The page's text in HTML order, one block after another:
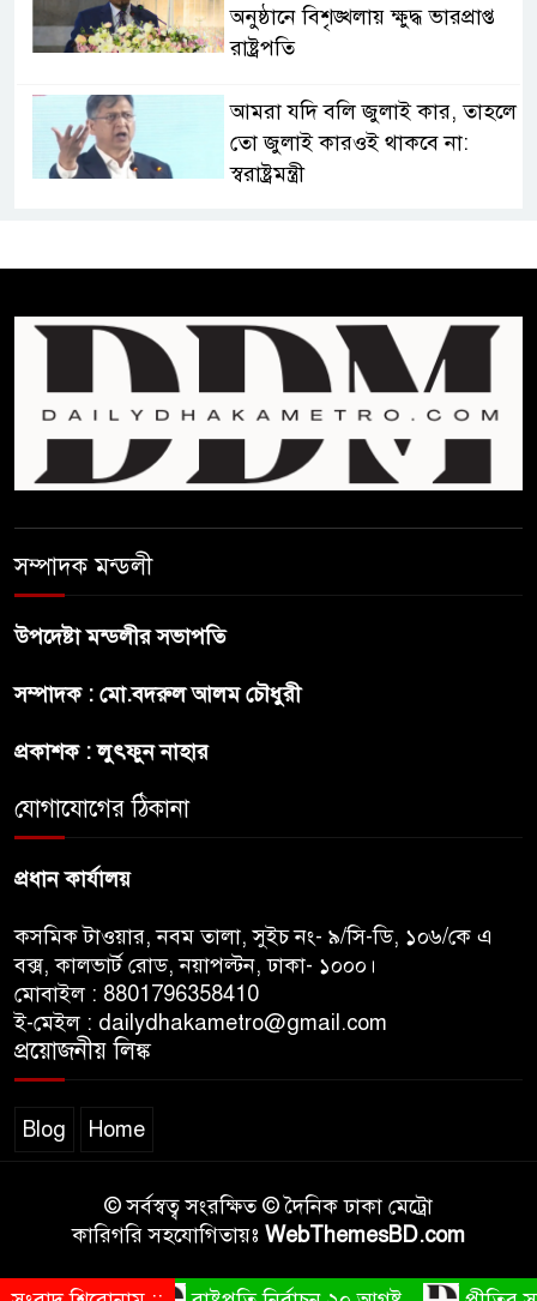
অনুষ্ঠানে বিশৃঙ্খলায় ক্ষুদ্ধ ভারপ্রাপ্ত
রাষ্ট্রপতি
আমরা যদি বলি জুলাই কার, তাহলে
তো জুলাই কারওই থাকবে না:
স্বরাষ্ট্রমন্ত্রী
শেখ হাসিনার বক্তব্য প্রচার করলেই
ব্যবস্থা নিবে সরকার : প্রধানমন্ত্রীর
উপদেষ্টা
বাংলাদেশে বিনিয়োগ ও দক্ষ শ্রমিক
গ্যাসের দাম বাড়লো ৭০ টাকা, সন্ধ্যা
থেকে কার্যকর
ওপর হামলার অভিযোগ
সম্পাদক মন্ডলী
উপদেষ্টা মন্ডলীর সভাপতি
সম্পাদক : মো.বদরুল আলম চৌধুরী
প্রকাশক : লুৎফুন নাহার
যোগাযোগের ঠিকানা
প্রধান কার্যালয়
কসমিক টাওয়ার, নবম তালা, সুইচ নং- ৯/সি-ডি, ১০৬/কে এ
বক্স, কালভার্ট রোড, নয়াপল্টন, ঢাকা- ১০০০।
মোবাইল : 8801796358410
ই-মেইল : dailydhakametro@gmail.com
প্রয়োজনীয় লিঙ্ক
Blog Home
© সর্বস্বত্ব সংরক্ষিত © দৈনিক ঢাকা মেট্রো
কারিগরি সহযোগিতায়ঃ WebThemesBD.com